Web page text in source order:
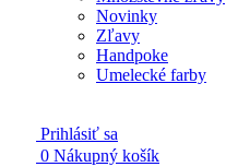
Novinky
Zľavy
Handpoke
Umelecké farby
Prihlásiť sa
0 Nákupný košík